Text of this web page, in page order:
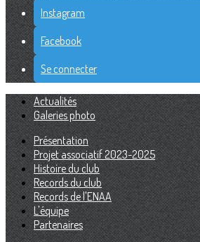
Instagram
Facebook
Se connecter
Actualités
Galeries photo
Présentation
Projet associatif 2023-2025
Histoire du club
Records du club
Records de l'ENAA
L'équipe
Partenaires